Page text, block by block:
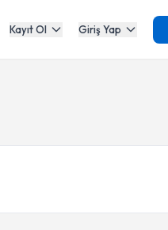
Kayıt Ol Giriş Yap